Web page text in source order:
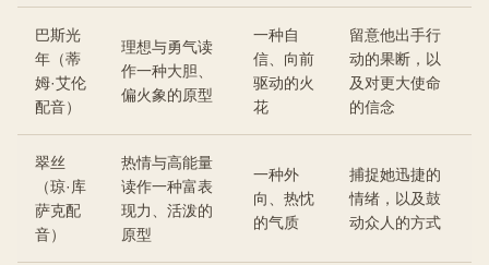
巴斯光
年（蒂
姆·艾伦
配音）
理想与勇气读
作一种大胆、
偏火象的原型
一种自
信、向前
驱动的火
花
留意他出手行
动的果断，以
及对更大使命
的信念
翠丝
（琼·库
萨克配
音）
热情与高能量
读作一种富表
现力、活泼的
原型
一种外
向、热忱
的气质
捕捉她迅捷的
情绪，以及鼓
动众人的方式